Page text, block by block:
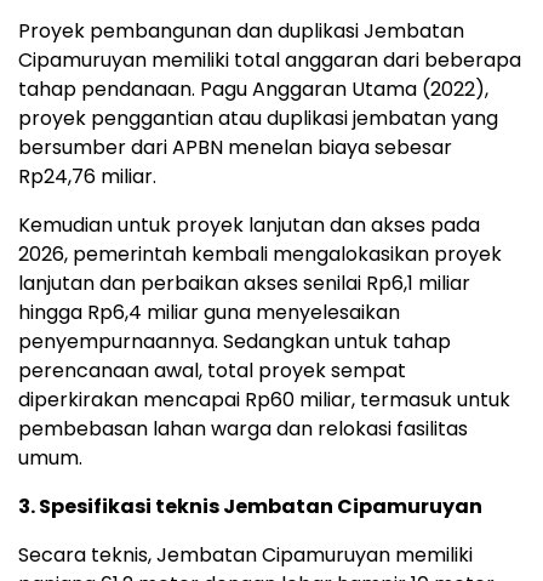
Proyek pembangunan dan duplikasi Jembatan
Cipamuruyan memiliki total anggaran dari beberapa
tahap pendanaan. Pagu Anggaran Utama (2022),
proyek penggantian atau duplikasi jembatan yang
bersumber dari APBN menelan biaya sebesar
Rp24,76 miliar.
Kemudian untuk proyek lanjutan dan akses pada
2026, pemerintah kembali mengalokasikan proyek
lanjutan dan perbaikan akses senilai Rp6,1 miliar
hingga Rp6,4 miliar guna menyelesaikan
penyempurnaannya. Sedangkan untuk tahap
perencanaan awal, total proyek sempat
diperkirakan mencapai Rp60 miliar, termasuk untuk
pembebasan lahan warga dan relokasi fasilitas
umum.
3. Spesifikasi teknis Jembatan Cipamuruyan
Secara teknis, Jembatan Cipamuruyan memiliki